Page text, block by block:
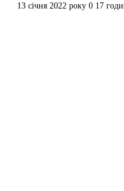
13 січня 2022 року 0 17